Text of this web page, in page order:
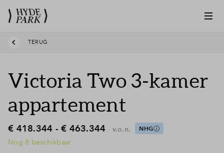
TERUG
Victoria Two 3-kamer
appartement
€ 418.344 - € 463.344 v.o.n. NHG
Nog 8 beschikbaar